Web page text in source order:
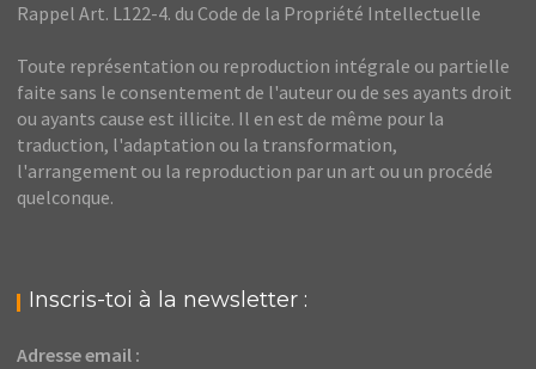
Rappel Art. L122-4. du Code de la Propriété Intellectuelle
Toute représentation ou reproduction intégrale ou partielle
faite sans le consentement de l'auteur ou de ses ayants droit
ou ayants cause est illicite. Il en est de même pour la
traduction, l'adaptation ou la transformation,
l'arrangement ou la reproduction par un art ou un procédé
quelconque.
Inscris-toi à la newsletter :
Adresse email :